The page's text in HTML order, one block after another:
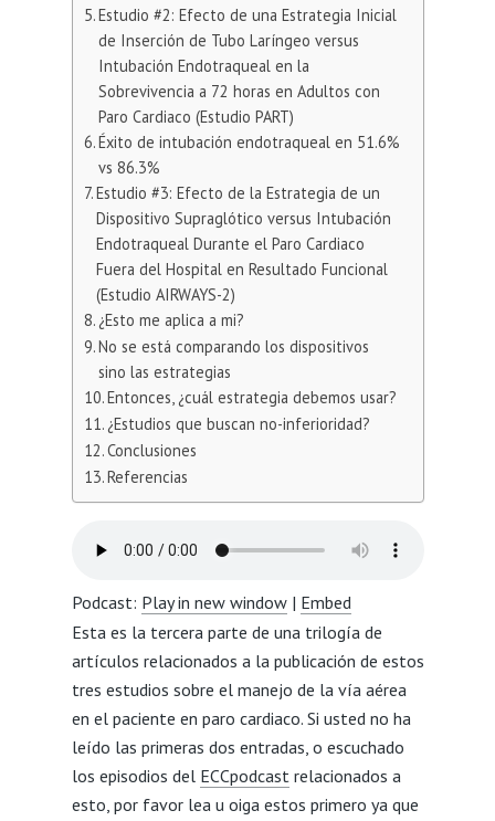
Estudio #2: Efecto de una Estrategia Inicial
de Inserción de Tubo Laríngeo versus
Intubación Endotraqueal en la
Sobrevivencia a 72 horas en Adultos con
Paro Cardiaco (Estudio PART)
Éxito de intubación endotraqueal en 51.6%
vs 86.3%
Estudio #3: Efecto de la Estrategia de un
Dispositivo Supraglótico versus Intubación
Endotraqueal Durante el Paro Cardiaco
Fuera del Hospital en Resultado Funcional
(Estudio AIRWAYS-2)
¿Esto me aplica a mi?
No se está comparando los dispositivos
sino las estrategias
Entonces, ¿cuál estrategia debemos usar?
¿Estudios que buscan no-inferioridad?
Conclusiones
Referencias
Podcast: Play in new window| Embed
Esta es la tercera parte de una trilogía de
artículos relacionados a la publicación de estos
tres estudios sobre el manejo de la vía aérea
en el paciente en paro cardiaco. Si usted no ha
leído las primeras dos entradas, o escuchado
los episodios del ECCpodcast relacionados a
esto, por favor lea u oiga estos primero ya que